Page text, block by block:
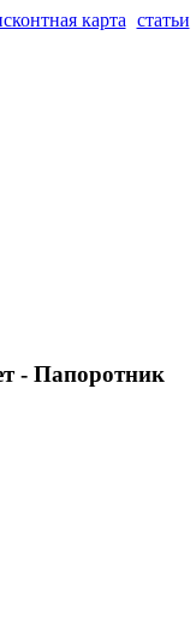
карта статьи
- Папоротник